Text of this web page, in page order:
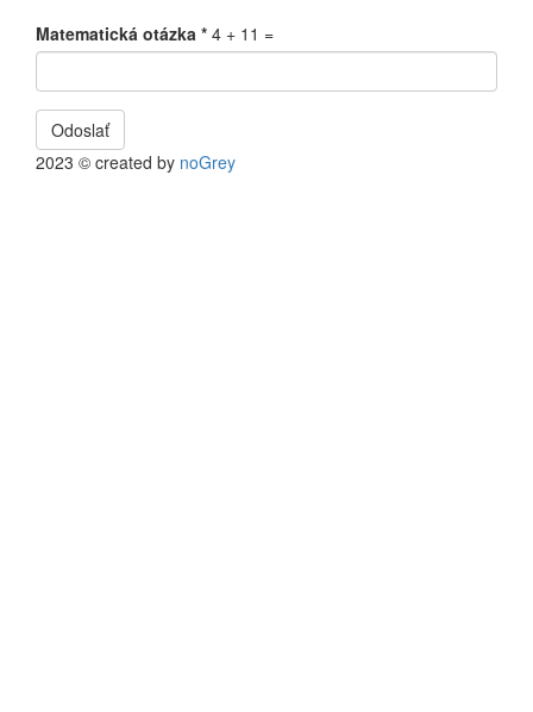
Matematická otázka * 4 + 11 =
Odoslať
2023 © created by noGrey